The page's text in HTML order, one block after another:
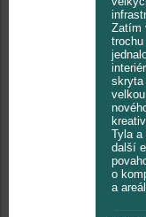
Zatím
skryta
Tyla a
další
o
a